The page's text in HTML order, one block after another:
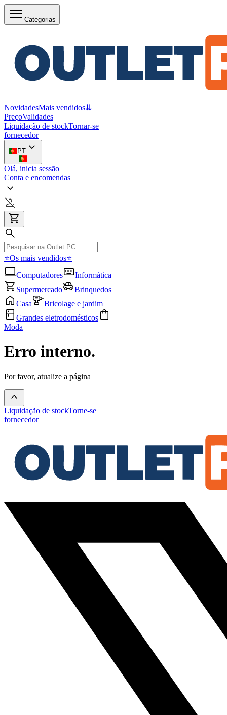
Categorias
NovidadesMais vendidos⇊
PreçoValidades
Liquidação de stockTornar-se
fornecedor
PT
Olá, inicia sessão
Conta e encomendas
⭐Os mais vendidos⭐
Computadores
Informática
Supermercado
Brinquedos
Casa
Bricolage e jardim
Grandes eletrodomésticos
Moda
Erro interno.
Por favor, atualize a página
Liquidação de stockTorne-se
fornecedor